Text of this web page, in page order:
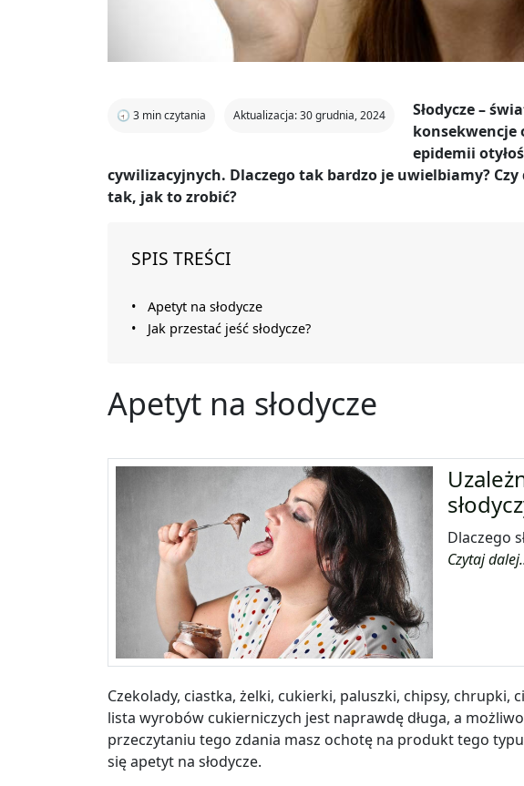
🕣 3 min czytania Aktualizacja: 30 grudnia, 2024
Słodycze –
konsekwencje
epidemii
cywilizacyjnych. Dlaczego tak bardzo je uwielbiamy?
tak, jak to zrobić?
SPIS TREŚCI
Apetyt na słodycze
Jak przestać jeść słodycze?
Apetyt na słodycze
Dlaczego
Czytaj
Czekolady, ciastka, żelki, cukierki, paluszki, chipsy, chrupki,
lista wyrobów cukierniczych jest naprawdę długa, a
przeczytaniu tego zdania masz ochotę na produkt tego
się apetyt na słodycze.